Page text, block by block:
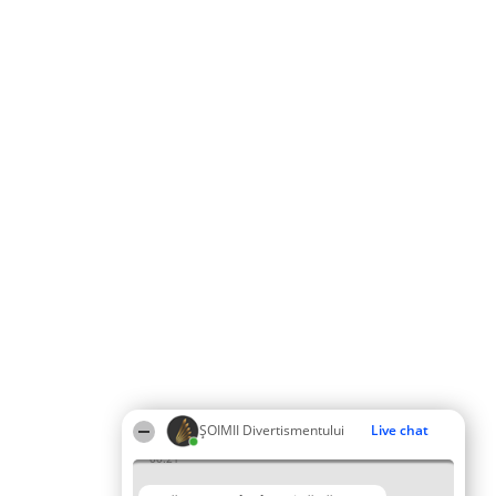
ŞOIMII Divertismentului Live chat
00:21